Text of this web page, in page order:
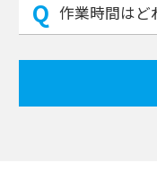
作業時間はど